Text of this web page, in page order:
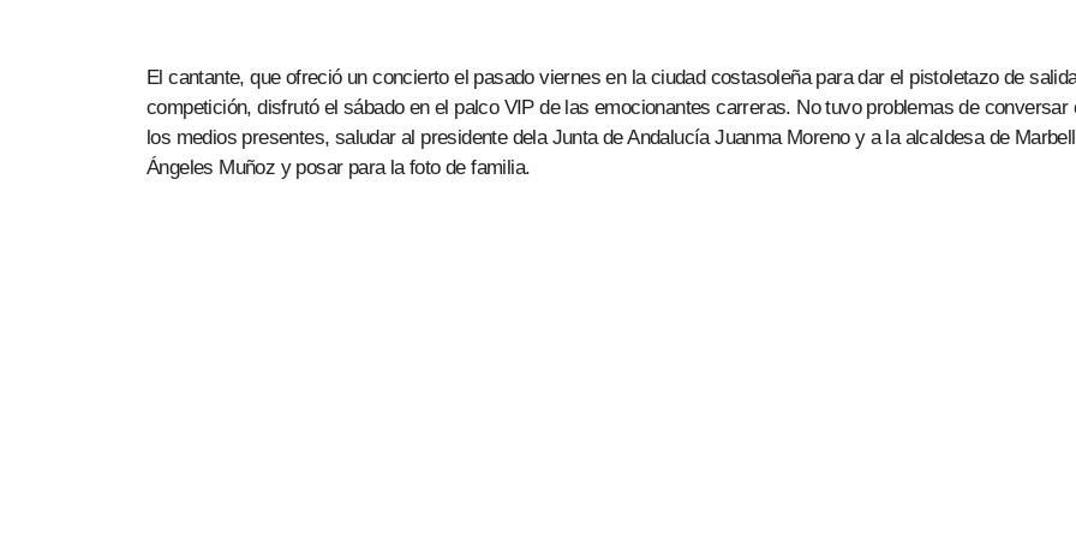
El cantante, que ofreció un concierto el pasado viernes en la ciudad costasoleña para dar el pistoletazo de
competición, disfrutó el sábado en el palco VIP de las emocionantes carreras. No tuvo problemas de conversar
los medios presentes, saludar al presidente dela Junta de Andalucía Juanma Moreno y a la alcaldesa de
Ángeles Muñoz y posar para la foto de familia.